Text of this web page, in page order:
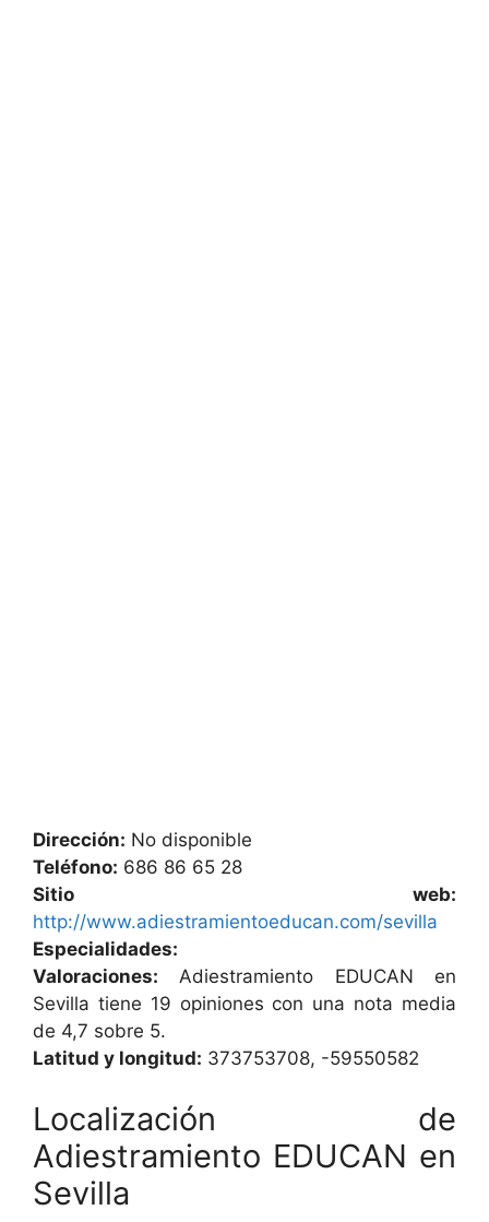
Dirección: No disponible
Teléfono: 686 86 65 28
Sitio web:
http://www.adiestramientoeducan.com/sevilla
Especialidades:
Valoraciones: Adiestramiento EDUCAN en
Sevilla tiene 19 opiniones con una nota media
de 4,7 sobre 5.
Latitud y longitud: 373753708, -59550582
Localización de
Adiestramiento EDUCAN en
Sevilla